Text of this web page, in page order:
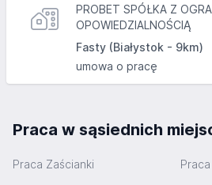
PROBET SPÓŁKA Z
OPOWIEDZIALNOŚCIĄ
Fasty (Białystok - 9km)
umowa o pracę
Praca w sąsiednich
Praca Zaścianki